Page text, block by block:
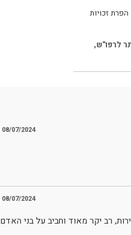
זכויות
לרפו"ש,
08/07/2024 בשעה 21:28
08/07/2024 בשעה 08:47
רב יקר מאוד וחביב על בני האדם